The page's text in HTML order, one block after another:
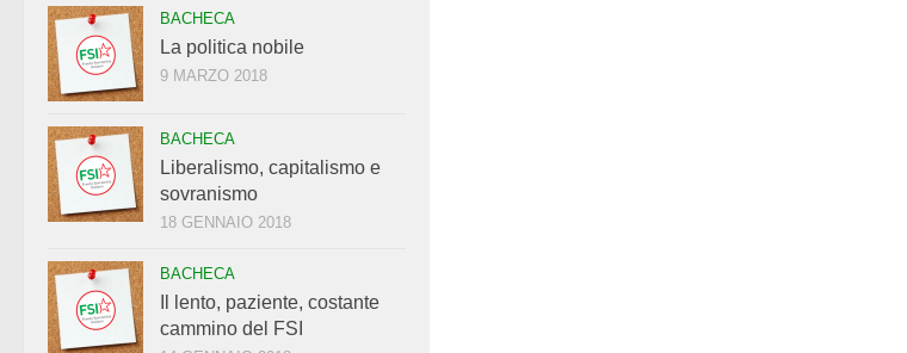
BACHECA
La politica nobile
9 MARZO 2018
BACHECA
Liberalismo, capitalismo e
sovranismo
18 GENNAIO 2018
BACHECA
Il lento, paziente, costante
cammino del FSI